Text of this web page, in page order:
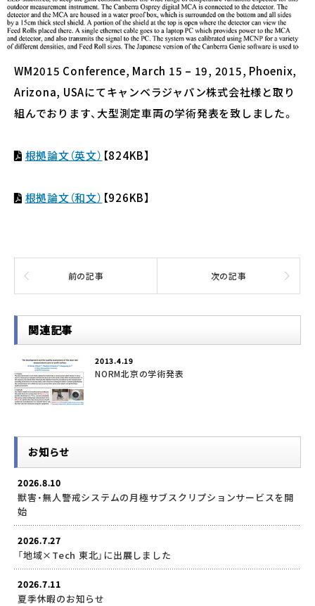
WM2015 Conference, March 15 – 19, 2015, Phoenix,
Arizona, USAにてキャンベラジャパン株式会社様と取り
組んでおります、大型測定車両の学術発表を致しました。
根拠論文（英文） 【824KB】
根拠論文（和文） 【926KB】
前の記事 次の記事
関連記事
2013.4.19
NORM北京の学術発表
お知らせ
2026.8.10
獣害・無人警戒システムの月極サブスクリプションサービスを開
始
2026.7.27
「地域×Tech 東北」に出展しました
2026.7.11
夏季休暇のお知らせ